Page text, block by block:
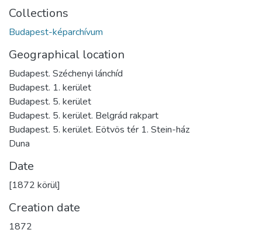
Collections
Budapest-képarchívum
Geographical location
Budapest. Széchenyi lánchíd
Budapest. 1. kerület
Budapest. 5. kerület
Budapest. 5. kerület. Belgrád rakpart
Budapest. 5. kerület. Eötvös tér 1. Stein-ház
Duna
Date
[1872 körül]
Creation date
1872